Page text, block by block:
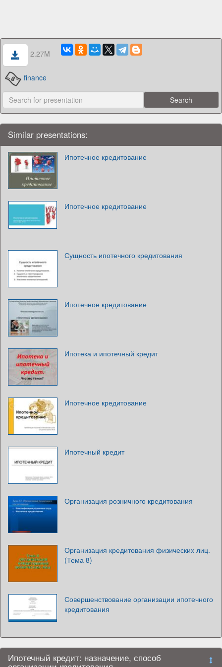
2.27M
finance
Similar presentations:
Ипотечное кредитование
Ипотечное кредитование
Сущность ипотечного кредитования
Ипотечное кредитование
Ипотека и ипотечный кредит
Ипотечное кредитование
Ипотечный кредит
Организация розничного кредитования
Организация кредитования физических лиц.
(Тема 8)
Совершенствование организации ипотечного
кредитования
Ипотечный кредит: назначение, способ